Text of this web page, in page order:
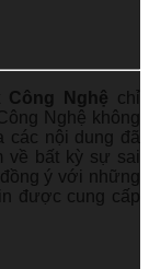
Công Nghệ chỉ
Nghệ không
các nội dung đã
về bất kỳ sự sai
ý với những
được cung cấp